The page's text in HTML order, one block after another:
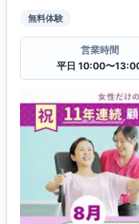
無料体験
営業時間
平日 10:00〜